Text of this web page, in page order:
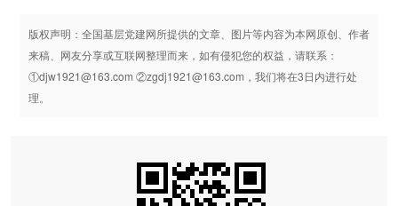
版权声明：全国基层党建网所提供的文章、图片等内容为本网原创、作者
来稿、网友分享或互联网整理而来，如有侵犯您的权益，请联系：
①djw1921@163.com ②zgdj1921@163.com，我们将在3日内进行处
理。